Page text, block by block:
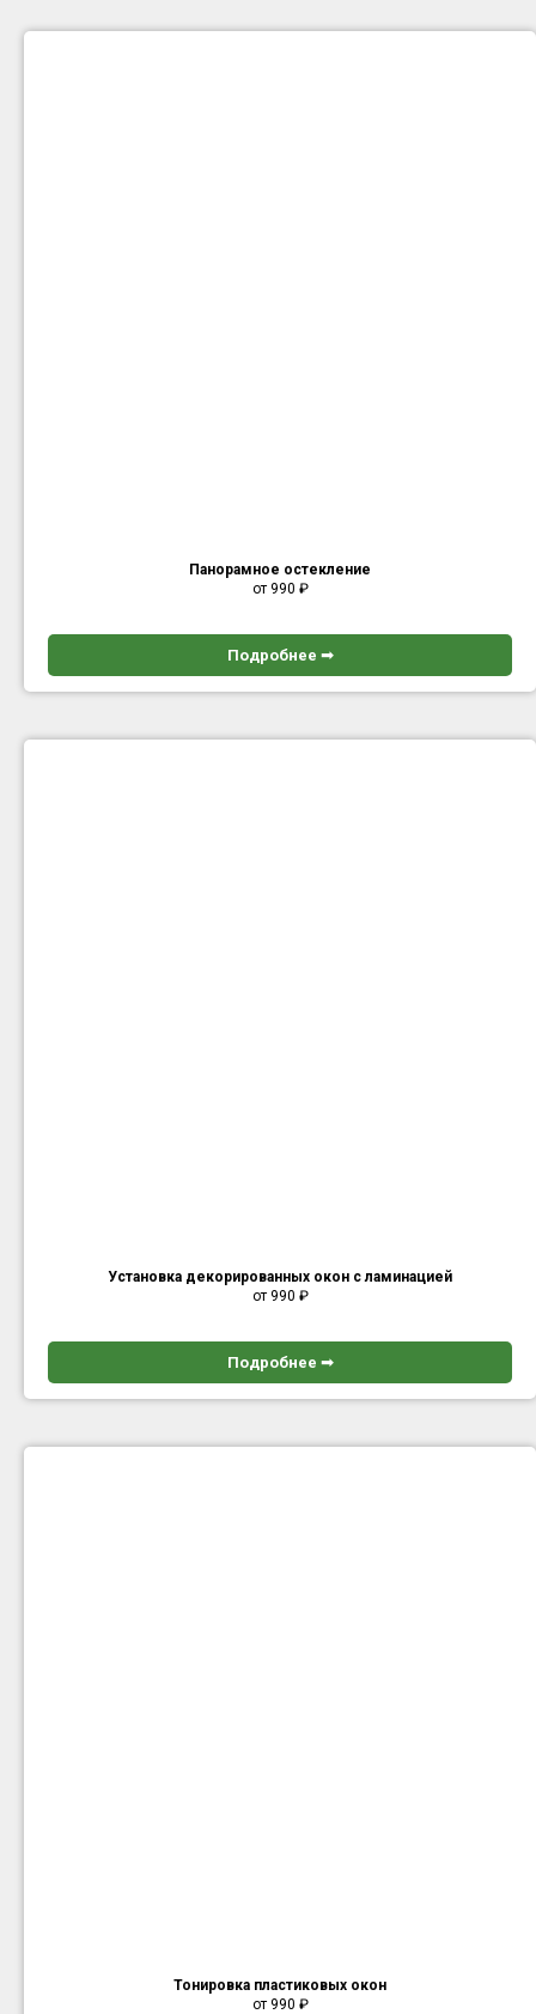
Панорамное остекление
от 990 ₽
Подробнее ➟
Установка декорированных окон с ламинацией
от 990 ₽
Подробнее ➟
Тонировка пластиковых окон
от 990 ₽